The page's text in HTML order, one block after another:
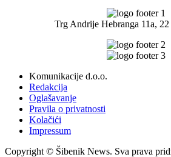
Trg Andrije Hebranga 11a,
Komunikacije d.o.o.
Redakcija
Oglašavanje
Pravila o privatnosti
Kolačići
Impressum
Copyright © Šibenik News. Sva prava